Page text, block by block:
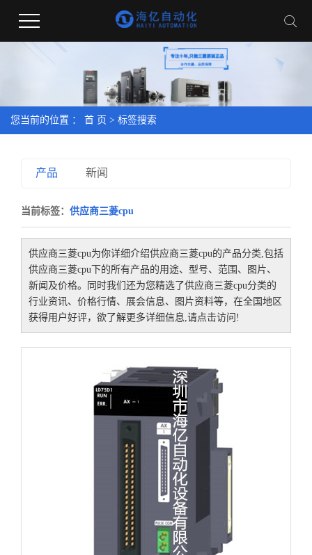
您当前的位置 ： 首 页 > 标签搜索
产品 新闻
当前标签： 供应商三菱cpu
供应商三菱cpu为你详细介绍供应商三菱cpu的产品分类,包括
供应商三菱cpu 下的所有产品的用途、型号、范围、图片、
新闻及价格。同时我们还为您精选了供应商三菱cpu分类的
行业资讯、价格行情、展会信息、图片资料等，在全国地区
获得用户好评，欲了解更多详细信息,请点击访问!